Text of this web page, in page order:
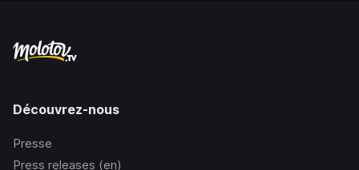
Découvrez-nous
Presse
Press releases (en)